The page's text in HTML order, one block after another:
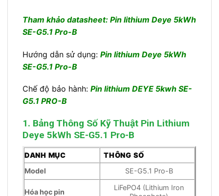
Tham khảo datasheet: Pin lithium Deye 5kWh
SE-G5.1 Pro-B
Hướng dẫn sử dụng: Pin lithium Deye 5kWh
SE-G5.1 Pro-B
Chế độ bảo hành: Pin lithium DEYE 5kwh SE-
G5.1 PRO-B
1. Bảng Thông Số Kỹ Thuật Pin Lithium
Deye 5kWh SE-G5.1 Pro-B
DANH MỤC
THÔNG SỐ
Model
SE-G5.1 Pro-B
Hóa học pin
LiFePO4 (Lithium Iron